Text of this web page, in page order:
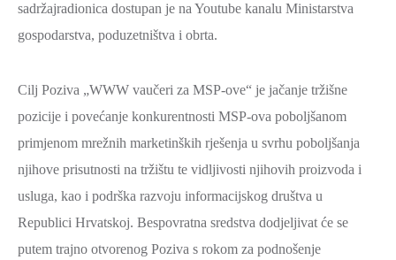
sadržajradionica dostupan je na Youtube kanalu Ministarstva
gospodarstva, poduzetništva i obrta.
Cilj Poziva „WWW vaučeri za MSP-ove“ je jačanje tržišne
pozicije i povećanje konkurentnosti MSP-ova poboljšanom
primjenom mrežnih marketinških rješenja u svrhu poboljšanja
njihove prisutnosti na tržištu te vidljivosti njihovih proizvoda i
usluga, kao i podrška razvoju informacijskog društva u
Republici Hrvatskoj. Bespovratna sredstva dodjeljivat će se
putem trajno otvorenog Poziva s rokom za podnošenje